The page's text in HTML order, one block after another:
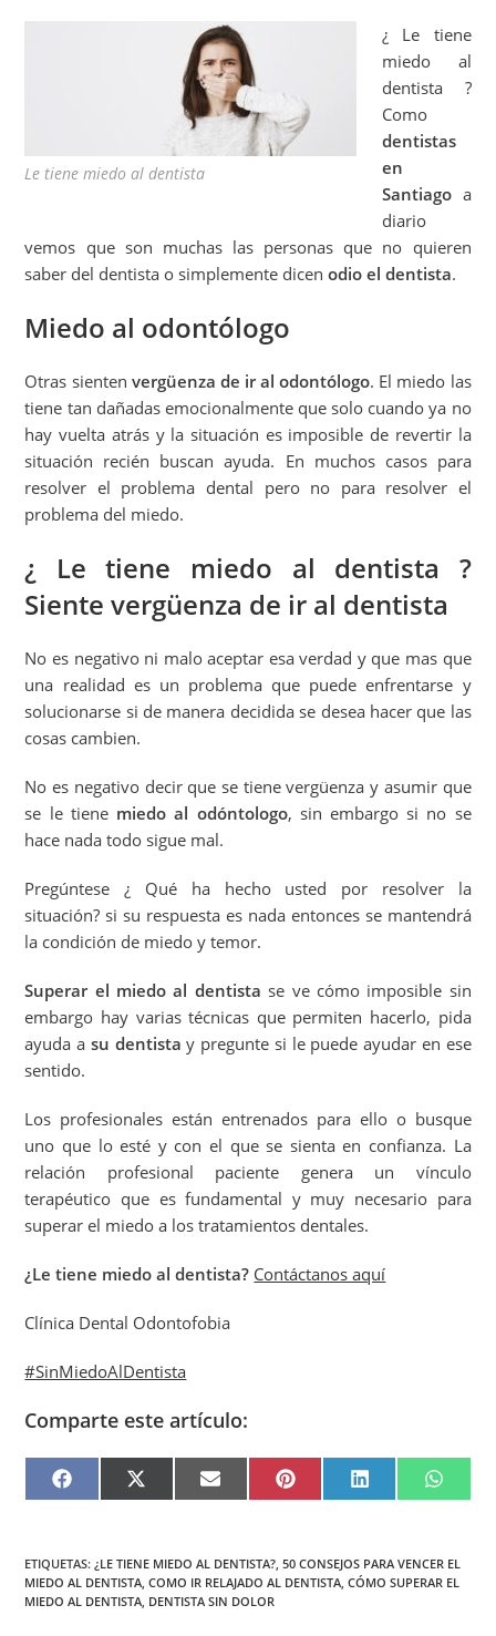
Le tiene miedo al dentista
¿ Le tiene
miedo al
dentista ?
Como
dentistas
en
Santiagoa
diario
vemos que son muchas las personas que no quieren
saber del dentista o simplemente dicenodio el dentista.
Miedo al odontólogo
Otras sienten vergüenza de ir al odontólogo. El miedo las
tiene tan dañadas emocionalmente que solo cuando ya no
hay vuelta atrás y la situación es imposible de revertir la
situación recién buscan ayuda. En muchos casos para
resolver el problema dental pero no para resolver el
problema del miedo.
¿ Le tiene miedo al dentista ?
Siente vergüenza de ir al dentista
No es negativo ni malo aceptar esa verdad y que mas que
una realidad es un problema que puede enfrentarse y
solucionarse si de manera decidida se desea hacer que las
cosas cambien.
No es negativo decir que se tiene vergüenza y asumir que
se le tiene miedo al odóntologo, sin embargo si no se
hace nada todo sigue mal.
Pregúntese ¿ Qué ha hecho usted por resolver la
situación? si su respuesta es nada entonces se mantendrá
la condición de miedo y temor.
Superar el miedo al dentista se ve cómo imposible sin
embargo hay varias técnicas que permiten hacerlo, pida
ayuda a su dentista y pregunte si le puede ayudar en ese
sentido.
Los profesionales están entrenados para ello o busque
uno que lo esté y con el que se sienta en confianza. La
relación profesional paciente genera un vínculo
terapéutico que es fundamental y muy necesario para
superar el miedo a los tratamientos dentales.
¿Le tiene miedo al dentista? Contáctanos aquí
Clínica Dental Odontofobia
#SinMiedoAlDentista
Comparte este artículo:
F
A
O
K
X
(
T
E
R
)
E
M
P
I
E
S
T
L
I
I
N
W
H
P
P
ETIQUETAS: ¿LE TIENE MIEDO AL DENTISTA? 50 CONSEJOS PARA VENCER EL
MIEDO AL DENTISTA COMO IR RELAJADO AL DENTISTA CÓMO SUPERAR EL
MIEDO AL DENTISTA DENTISTA SIN DOLOR